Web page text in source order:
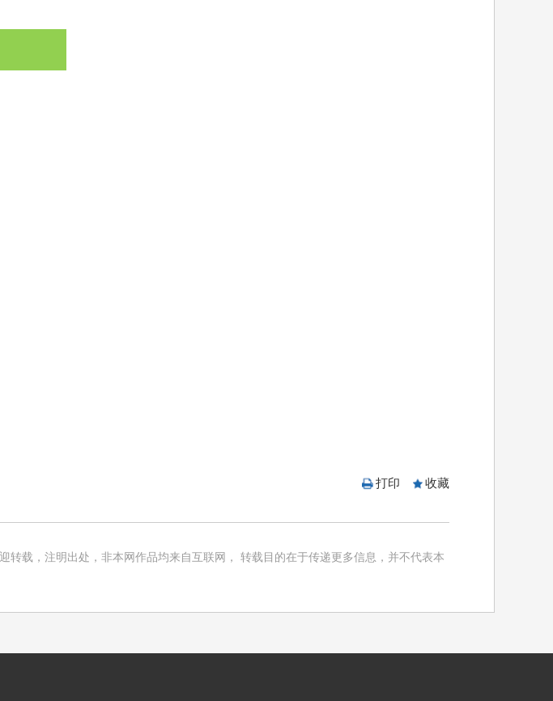
打印 收藏
载，注明出处，非本网作品均来自互联网， 转载目的在于传递更多信息，并不代表本